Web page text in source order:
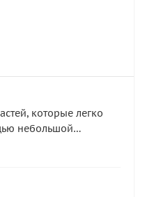
которые легко
небольшой
какого-либо
25мм. Ширина